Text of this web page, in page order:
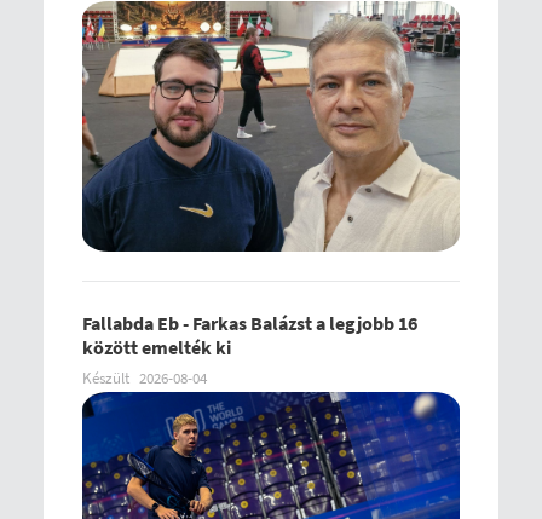
Fallabda Eb - Farkas Balázst a legjobb 16
között emelték ki
Készült 2026-08-04